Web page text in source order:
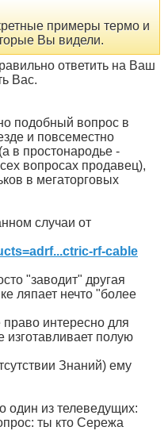
примеры термо и
Вы видели.
ответить на Ваш
Вас.
подобный вопрос в
и повсеместно
в простонародье -
вопросах продавец),
в мегаторговых
случаи от
rf-cable
"заводит" другая
ляпает нечто "более
интересно для
изготавливает полую
Знаний) ему
один из телеведущих:
ты кто Сережа